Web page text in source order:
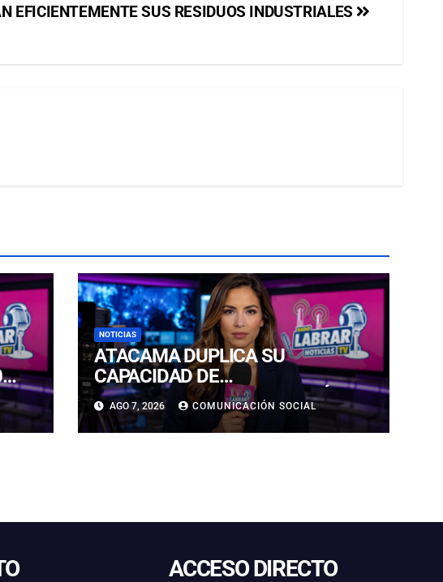
EFICIENTEMENTE SUS RESIDUOS INDUSTRIALES
NOTICIAS
ATACAMA DUPLICA SU
CAPACIDAD DE
ALMACENAMIENTO ENERGÉTICO
Y CONSOLIDA SU LIDERAZGO EN
LA TRANSICIÓN ENERGÉTICA
AGO 7, 2026 COMUNICACIÓN SOCIAL
ACCESO DIRECTO